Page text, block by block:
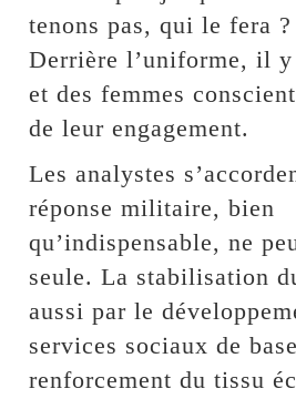
tenons pas, qui le fera
Derrière l’uniforme, il y
et des femmes
de leur engagement.
Les analystes
réponse militaire, bien
qu’indispensable, ne
seule. La stabilisation
aussi par le
services sociaux de
renforcement du tissu